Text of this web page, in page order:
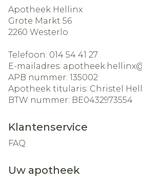
Apotheek Hellinx
Grote Markt 56
2260 Westerlo
Telefoon: 014 54 41 27
E-mailadres:
APB nummer: 135002
Apotheek titularis: Christel
BTW nummer: BE0432973554
Klantenservice
FAQ
Uw apotheek